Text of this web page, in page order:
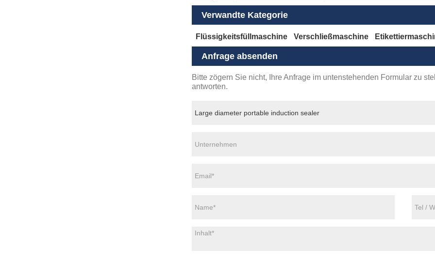
Verwandte Kategorie
Flüssigkeitsfüllmaschine Verschließmaschine
Anfrage absenden
Bitte zögern Sie nicht, Ihre Anfrage im untenstehenden Formular zu
antworten.